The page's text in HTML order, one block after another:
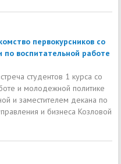
первокурсников со
по воспитательной работе
студентов 1 курса со
и молодежной политике
и заместителем декана по
и бизнеса Козловой